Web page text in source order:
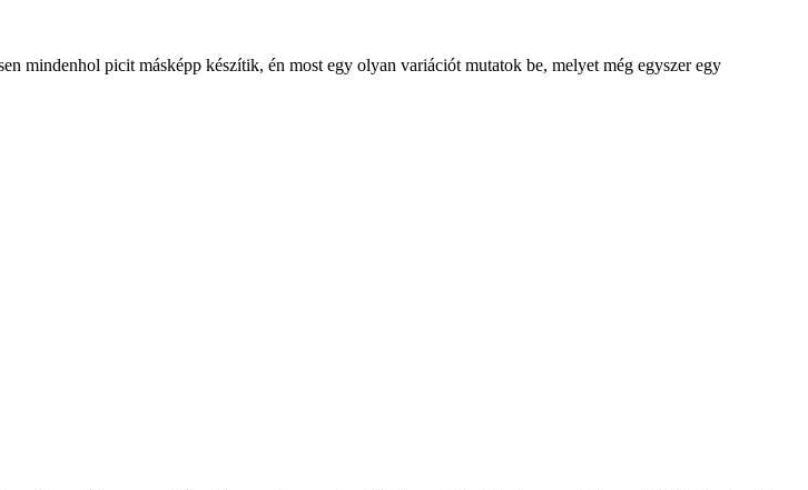
mindenhol picit másképp készítik, én most egy olyan variációt mutatok be, melyet még egyszer egy